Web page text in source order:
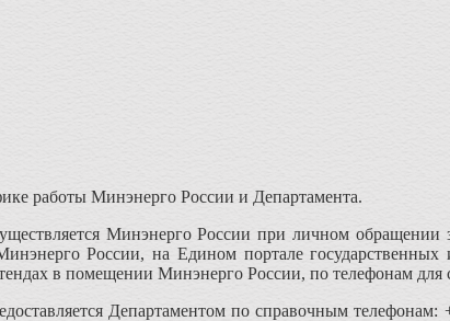
работы Минэнерго России и Департамента.
Минэнерго России при личном обращении
России, на Едином портале
в помещении Минэнерго России, по телефонам для
Департаментом по справочным телефонам: